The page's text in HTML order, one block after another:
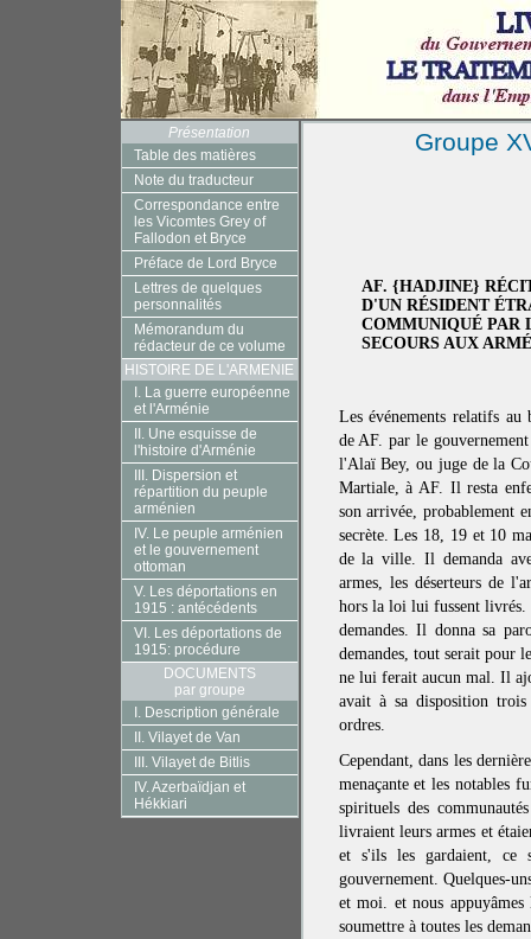
Présentation
Table des matières
Note du traducteur
Correspondance entre
les Vicomtes Grey of
Fallodon et Bryce
Préface de Lord Bryce
Lettres de quelques
personnalités
Mémorandum du
rédacteur de ce volume
HISTOIRE DE L'ARMENIE
I. La guerre européenne
et l'Arménie
II. Une esquisse de
l'histoire d'Arménie
III. Dispersion et
répartition du peuple
arménien
IV. Le peuple arménien
et le gouvernement
ottoman
V. Les déportations en
1915 : antécédents
VI. Les déportations de
1915: procédure
DOCUMENTS
par groupe
I. Description générale
II. Vilayet de Van
III. Vilayet de Bitlis
IV. Azerbaïdjan et
Hékkiari
Groupe
AF. {HADJINE}
D'UN RÉSIDENT
COMMUNIQUÉ PAR
SECOURS AUX
Les événements relatifs au
de AF. par le
l'Alaï Bey, ou juge de la
Martiale, à AF. Il resta
son arrivée, probablement
secrète. Les 18, 19 et 10
de la ville. Il demanda
armes, les déserteurs de
hors la loi lui fussent
demandes. Il donna sa
demandes, tout serait pour
ne lui ferait aucun mal. Il
avait à sa disposition
ordres.
Cependant, dans les
menaçante et les notables
spirituels des
livraient leurs armes et
et s'ils les gardaient, ce
gouvernement. Quelques-
et moi. et nous
soumettre à toutes les